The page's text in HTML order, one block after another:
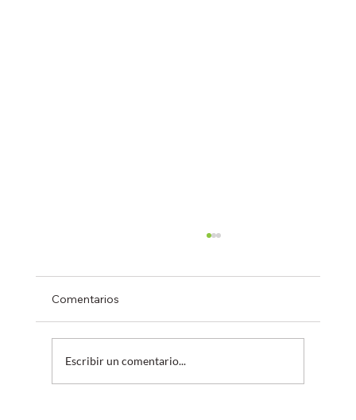
Comentarios
Escribir un comentario...